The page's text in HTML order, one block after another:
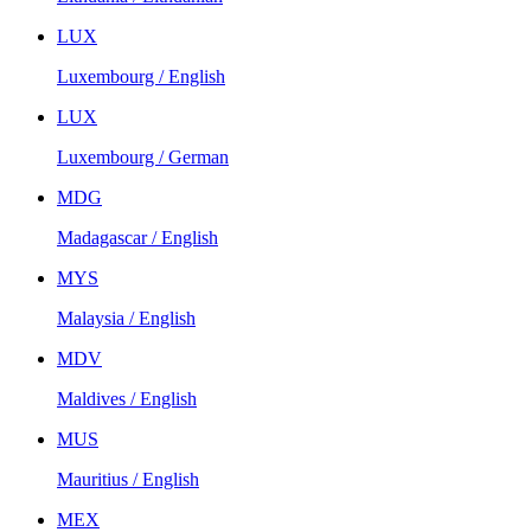
LUX
Luxembourg / English
LUX
Luxembourg / German
MDG
Madagascar / English
MYS
Malaysia / English
MDV
Maldives / English
MUS
Mauritius / English
MEX